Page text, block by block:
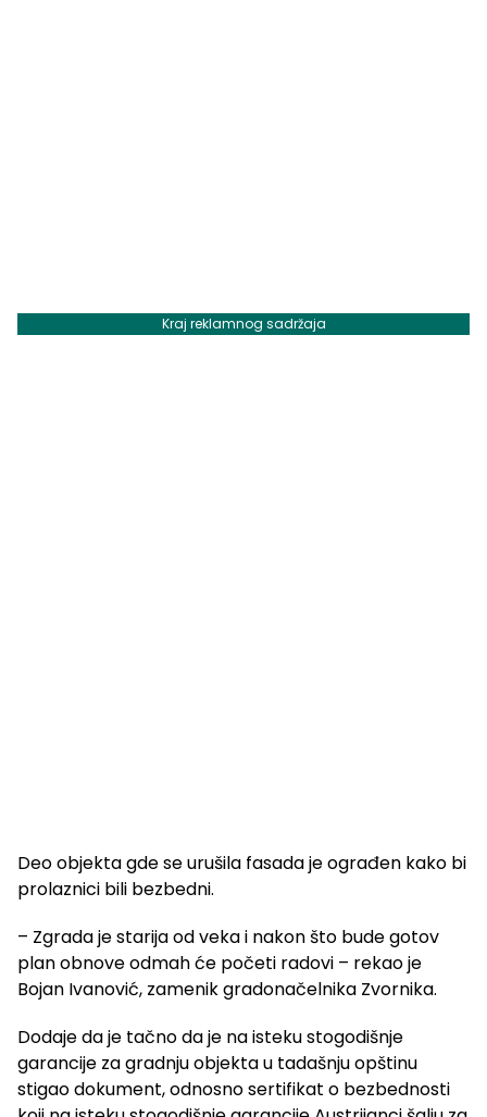
Kraj reklamnog sadržaja
Deo objekta gde se urušila fasada je ograđen kako bi
prolaznici bili bezbedni.
– Zgrada je starija od veka i nakon što bude gotov
plan obnove odmah će početi radovi – rekao je
Bojan Ivanović, zamenik gradonačelnika Zvornika.
Dodaje da je tačno da je na isteku stogodišnje
garancije za gradnju objekta u tadašnju opštinu
stigao dokument, odnosno sertifikat o bezbednosti